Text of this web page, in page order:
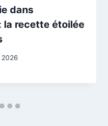
dans
la recette étoilée
2026